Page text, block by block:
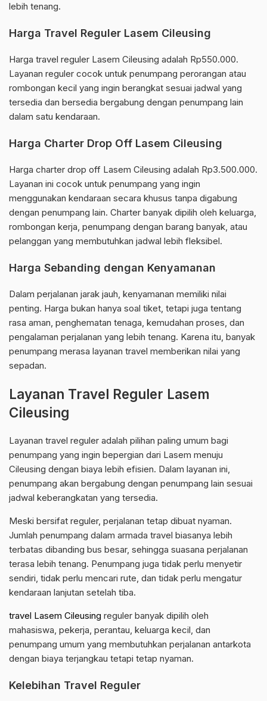
lebih tenang.
Harga Travel Reguler Lasem Cileusing
Harga travel reguler Lasem Cileusing adalah Rp550.000.
Layanan reguler cocok untuk penumpang perorangan atau
rombongan kecil yang ingin berangkat sesuai jadwal yang
tersedia dan bersedia bergabung dengan penumpang lain
dalam satu kendaraan.
Harga Charter Drop Off Lasem Cileusing
Harga charter drop off Lasem Cileusing adalah Rp3.500.000.
Layanan ini cocok untuk penumpang yang ingin
menggunakan kendaraan secara khusus tanpa digabung
dengan penumpang lain. Charter banyak dipilih oleh keluarga,
rombongan kerja, penumpang dengan barang banyak, atau
pelanggan yang membutuhkan jadwal lebih fleksibel.
Harga Sebanding dengan Kenyamanan
Dalam perjalanan jarak jauh, kenyamanan memiliki nilai
penting. Harga bukan hanya soal tiket, tetapi juga tentang
rasa aman, penghematan tenaga, kemudahan proses, dan
pengalaman perjalanan yang lebih tenang. Karena itu, banyak
penumpang merasa layanan travel memberikan nilai yang
sepadan.
Layanan Travel Reguler Lasem
Cileusing
Layanan travel reguler adalah pilihan paling umum bagi
penumpang yang ingin bepergian dari Lasem menuju
Cileusing dengan biaya lebih efisien. Dalam layanan ini,
penumpang akan bergabung dengan penumpang lain sesuai
jadwal keberangkatan yang tersedia.
Meski bersifat reguler, perjalanan tetap dibuat nyaman.
Jumlah penumpang dalam armada travel biasanya lebih
terbatas dibanding bus besar, sehingga suasana perjalanan
terasa lebih tenang. Penumpang juga tidak perlu menyetir
sendiri, tidak perlu mencari rute, dan tidak perlu mengatur
kendaraan lanjutan setelah tiba.
travel Lasem Cileusing reguler banyak dipilih oleh
mahasiswa, pekerja, perantau, keluarga kecil, dan
penumpang umum yang membutuhkan perjalanan antarkota
dengan biaya terjangkau tetapi tetap nyaman.
Kelebihan Travel Reguler